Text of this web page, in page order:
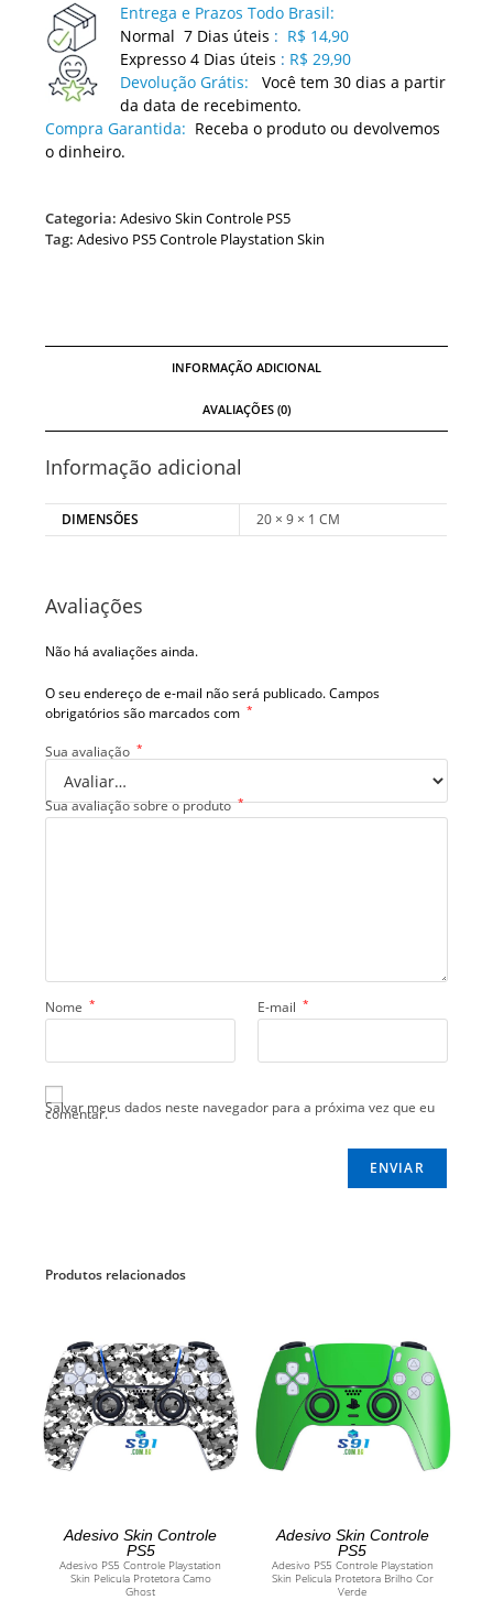
Entrega e Prazos Todo Brasil:
Normal 7 Dias úteis : R$ 14,90
Expresso 4 Dias úteis : R$ 29,90
Devolução Grátis:
Você tem 30 dias a partir
da data de recebimento.
Compra Garantida: Receba o produto ou devolvemos
o dinheiro.
Categoria:Adesivo Skin Controle PS5
Tag:Adesivo PS5 Controle Playstation Skin
INFORMAÇÃO ADICIONAL
AVALIAÇÕES (0)
Informação adicional
DIMENSÕES 20 × 9 × 1 CM
Avaliações
Não há avaliações ainda.
O seu endereço de e-mail não será publicado.Campos
obrigatórios são marcados com *
Sua avaliação *
Sua avaliação sobre o produto *
Nome * E-mail *
Salvar meus dados neste navegador para a próxima vez que eu
comentar.
Produtos relacionados
ADICIONAR AO CARRINHO
Adesivo Skin Controle
PS5
Adesivo PS5 Controle Playstation
Skin Pelicula Protetora Camo
Ghost
ADICIONAR AO CARRINHO
Adesivo Skin Controle
PS5
Adesivo PS5 Controle Playstation
Skin Pelicula Protetora Brilho Cor
Verde